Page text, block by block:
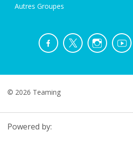
Autres Groupes
© 2026 Teaming
Powered by: